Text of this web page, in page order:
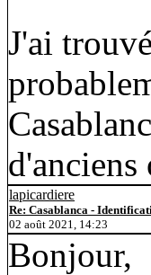
J'ai
lapicardiere
Re: Casablanca -
02 août 2021, 14:23
Bonjour,